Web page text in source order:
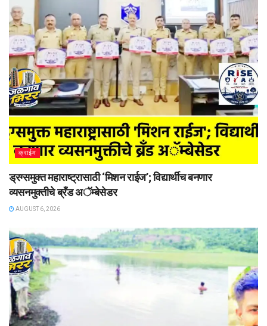
क्राईम
ड्रग्समुक्त महाराष्ट्रासाठी ‘मिशन राईज’; विद्यार्थीच बनणार
व्यसनमुक्तीचे ब्रँड अॅम्बेसेडर
AUGUST 6, 2026